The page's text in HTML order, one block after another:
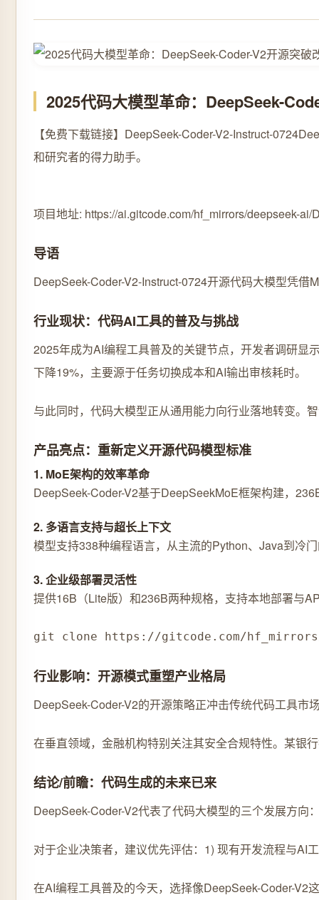
2025代码大模型革命：DeepSeek-
【免费下载链接】DeepSeek-Coder-V2-Instruct-0724
和研究者的得力助手。
项目地址: https://ai.gitcode.com/hf_mirrors/deepseek-ai/
导语
DeepSeek-Coder-V2-Instruct-0724开源代码大模型凭
行业现状：代码AI工具的普及与挑战
2025年成为AI编程工具普及的关键节点，开发者调研
下降19%，主要源于任务切换成本和AI输出审核耗时。
与此同时，代码大模型正从通用能力向行业落地转变。
产品亮点：重新定义开源代码模型标准
1. MoE架构的效率革命
DeepSeek-Coder-V2基于DeepSeekMoE框架构建，
2. 多语言支持与超长上下文
模型支持338种编程语言，从主流的Python、Java到冷
3. 企业级部署灵活性
提供16B（Lite版）和236B两种规格，支持本地部署与
git clone https://gitcode.com/
行业影响：开源模式重塑产业格局
DeepSeek-Coder-V2的开源策略正冲击传统代码工具
在垂直领域，金融机构特别关注其安全合规特性。某银
结论/前瞻：代码生成的未来已来
DeepSeek-Coder-V2代表了代码大模型的三个发展方
对于企业决策者，建议优先评估：1) 现有开发流程与AI
在AI编程工具普及的今天，选择像DeepSeek-Coder-